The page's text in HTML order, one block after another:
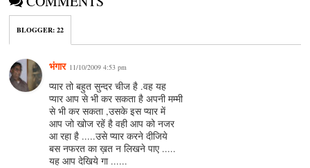
BLOGGER:22
भंगार 11/10/2009 4:53 pm
प्यार तो बहुत सुन्दर चीज है .वह यह
प्यार आप से भी कर सकता है अपनी मम्मी
से भी कर सकता ,उसके इस प्यार में
आप जो खोज रहें है वही आप को नजर
आ रहा है .....उसे प्यार करने दीजिये
बस नफरत का ख़त न लिखने पाए .....
यह आप देखिये गा ......